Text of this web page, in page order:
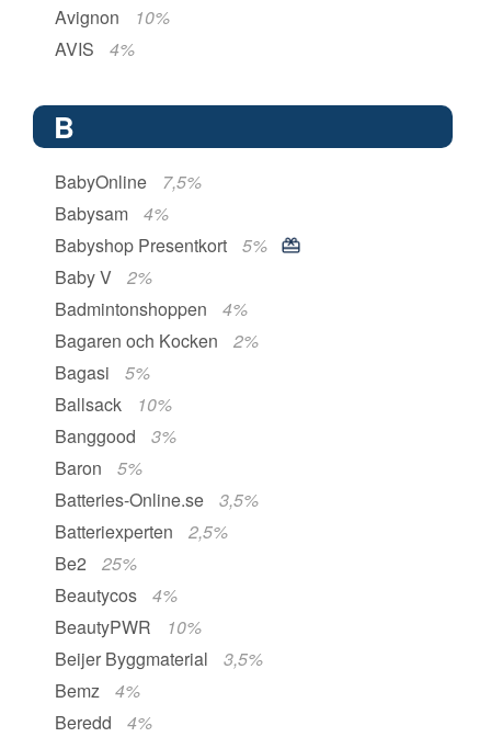
Avignon
10%
AVIS
4%
B
BabyOnline
7,5%
Babysam
4%
Babyshop Presentkort
5%
Baby V
2%
Badmintonshoppen
4%
Bagaren och Kocken
2%
Bagasi
5%
Ballsack
10%
Banggood
3%
Baron
5%
Batteries-Online.se
3,5%
Batteriexperten
2,5%
Be2
25%
Beautycos
4%
BeautyPWR
10%
Beijer Byggmaterial
3,5%
Bemz
4%
Beredd
4%